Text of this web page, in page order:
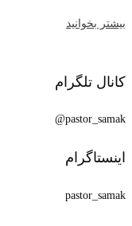
بیشتر بخوانید
کانال تلگرام
pastor_samak@
اینستاگرام
pastor_samak